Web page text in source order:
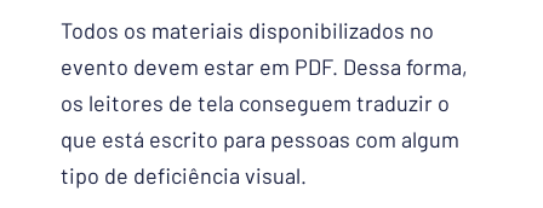
Todos os materiais disponibilizados no
evento devem estar em PDF. Dessa forma,
os leitores de tela conseguem traduzir o
que está escrito para pessoas com algum
tipo de deficiência visual.